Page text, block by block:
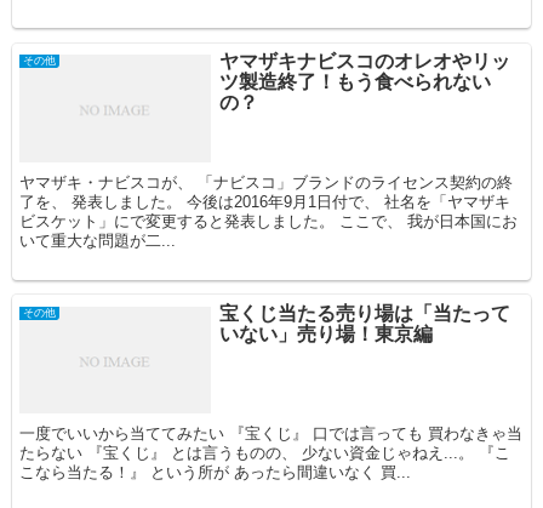
その他
ヤマザキナビスコのオレオやリッ
ツ製造終了！もう食べられない
の？
ヤマザキ・ナビスコが、 「ナビスコ」ブランドのライセンス契約の終
了を、 発表しました。 今後は2016年9月1日付で、 社名を「ヤマザキ
ビスケット」にで変更すると発表しました。 ここで、 我が日本国にお
いて重大な問題が二...
その他
宝くじ当たる売り場は「当たって
いない」売り場！東京編
一度でいいから当ててみたい 『宝くじ』 口では言っても 買わなきゃ当
たらない 『宝くじ』 とは言うものの、 少ない資金じゃねえ...。 『こ
こなら当たる！』 という所が あったら間違いなく 買...